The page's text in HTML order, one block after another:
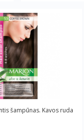
šampūnas. Kavos ruda